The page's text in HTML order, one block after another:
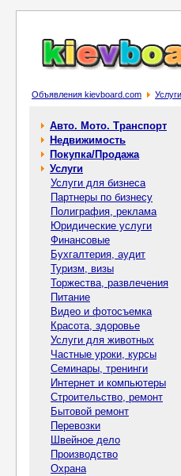
Объявления kievboard.com Услуги
Авто. Мото. Транспорт
Недвижимость
Покупка/Продажа
Услуги
Услуги для бизнеса
Партнеры по бизнесу
Полиграфия, реклама
Юридические услуги
Финансовые
Бухгалтерия, аудит
Туризм, визы
Торжества, развлечения
Питание
Видео и фотосъемка
Красота, здоровье
Услуги для животных
Частные уроки, курсы
Семинары, тренинги
Интернет и компьютеры
Строительство, ремонт
Бытовой ремонт
Перевозки
Швейное дело
Производство
Охрана